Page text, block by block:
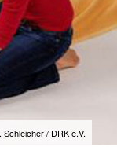
Schleicher / DRK e.V.